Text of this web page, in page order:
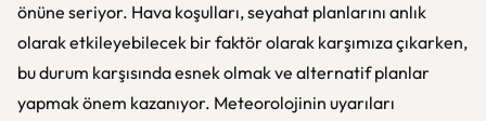
önüne seriyor. Hava koşulları, seyahat planlarını anlık
olarak etkileyebilecek bir faktör olarak karşımıza çıkarken,
bu durum karşısında esnek olmak ve alternatif planlar
yapmak önem kazanıyor. Meteorolojinin uyarıları